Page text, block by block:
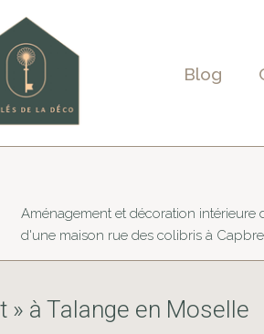
Blog
Aménagement et décoration intérieure
d'une maison rue des colibris à
à Talange en Moselle